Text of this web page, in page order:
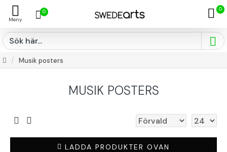
0 0
Musik posters
MUSIK POSTERS
LADDA PRODUKTER OVAN